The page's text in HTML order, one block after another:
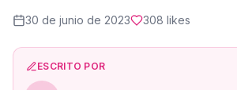
30 de junio de 2023 308 likes
ESCRITO POR